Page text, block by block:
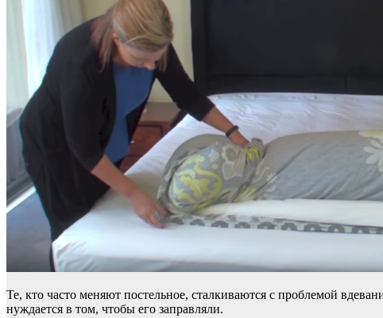
Те, кто часто меняют постельное, сталкиваются с проблемой
нуждается в том, чтобы его заправляли.